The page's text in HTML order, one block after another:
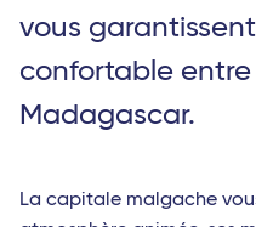
vous
confortable
Madagascar.
La capitale malgache